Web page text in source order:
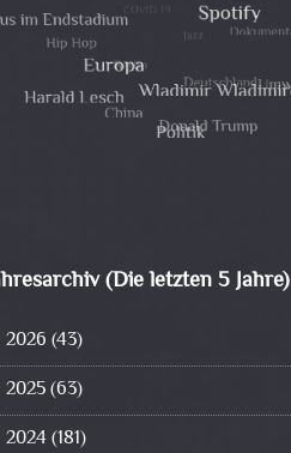
(Die letzten 5 Jahre)
2026 (43)
2025(63)
2024(181)